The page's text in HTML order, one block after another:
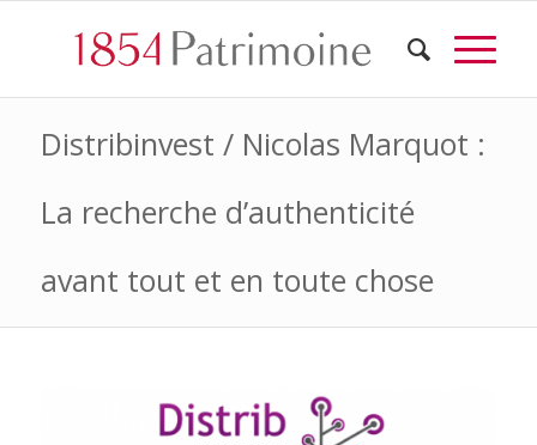
Distribinvest / Nicolas Marquot :
La recherche d’authenticité
avant tout et en toute chose